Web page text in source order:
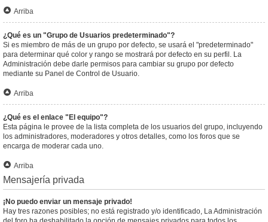
Arriba
¿Qué es un "Grupo de Usuarios predeterminado"?
Si es miembro de más de un grupo por defecto, se usará el "predeterminado"
para determinar qué color y rango se mostrará por defecto en su perfil. La
Administración debe darle permisos para cambiar su grupo por defecto
mediante su Panel de Control de Usuario.
Arriba
¿Qué es el enlace "El equipo"?
Esta página le provee de la lista completa de los usuarios del grupo, incluyendo
los administradores, moderadores y otros detalles, como los foros que se
encarga de moderar cada uno.
Arriba
Mensajería privada
¡No puedo enviar un mensaje privado!
Hay tres razones posibles; no está registrado y/o identificado, La Administración